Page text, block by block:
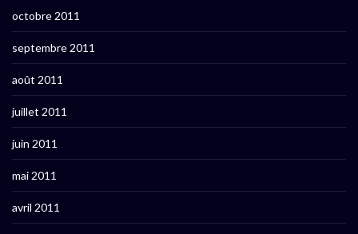
octobre 2011
septembre 2011
août 2011
juillet 2011
juin 2011
mai 2011
avril 2011